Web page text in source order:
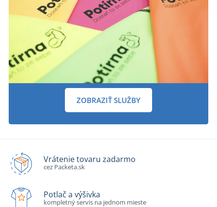
ZOBRAZIŤ SLUŽBY
Vrátenie tovaru zadarmo
cez Packeta.sk
Potlač a výšivka
kompletný servis na jednom mieste